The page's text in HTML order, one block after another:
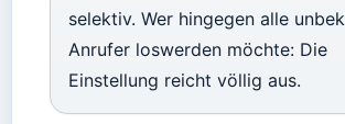
selektiv. Wer hingegen alle
Anrufer loswerden möchte: Die
Einstellung reicht völlig aus.